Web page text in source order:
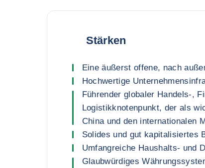
Stärken
Eine äußerst offene, nach
Hochwertige
Führender globaler Handels-,
Logistikknotenpunkt, der als
China und den internationalen
Solides und gut kapitalisiertes
Umfangreiche Haushalts- und
Glaubwürdiges